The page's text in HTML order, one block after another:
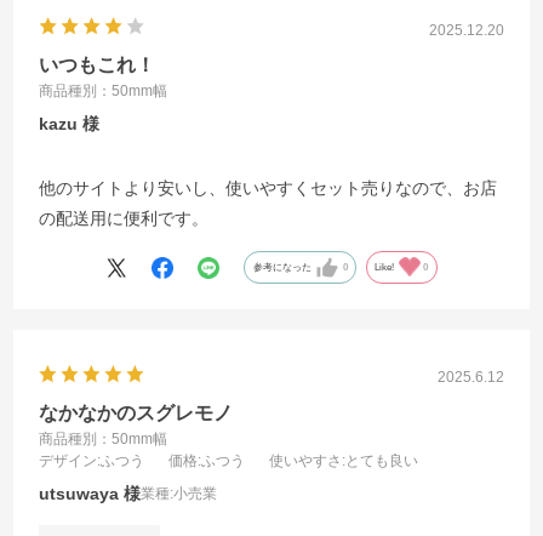
2025.12.20
いつもこれ！
商品種別：50mm幅
kazu
他のサイトより安いし、使いやすくセット売りなので、お店
の配送用に便利です。
参考になった 0 Like! 0
2025.6.12
なかなかのスグレモノ
商品種別：50mm幅
デザイン:ふつう 価格:ふつう 使いやすさ :とても良い
utsuwaya 業種:小売業